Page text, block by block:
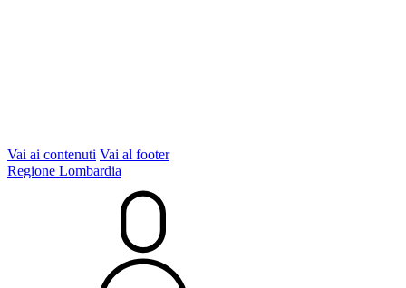
Vai ai contenuti Vai al footer
Regione Lombardia